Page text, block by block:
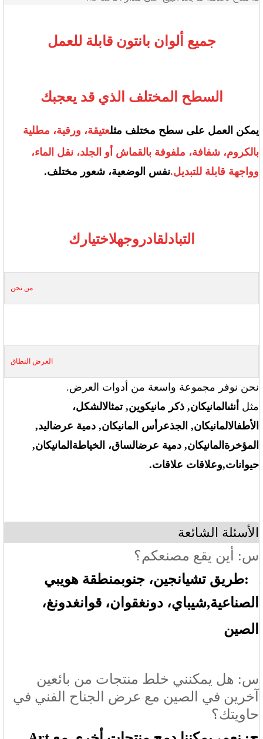
جميع ألوان بانتون قابلة للعمل
السطح المختلف الذي قد يعجبك
يمكن العمل على سطح مختلف مثلعتيقة، ورقية، مطلية
بالكروم، شفافة، ملفوفة بالقماش أو الجلد، نقل الماء،
وواجهة قابلة للتبديل.نفس الوضعية، شعور مختلف.
التبادلقادر وجهلاختيارك
من نحن
العرض النطاق
نحن نوفر مجموعة واسعة من أدوات العرض.
مثل أنثىالمانيكان, ذكر مانيكوين, تمثالالشكل،
الأطفالالمانيكان, الجذعرأس المانيكان, دمية عرضاليد,
المؤخرة المانيكان, دمية عرضالساق، الخياطة المانيكان,
حيوانات,وعلاقات علاقات.
الأسئلة الشائعة
س: أين يقع مصنعكم؟
طريق تشيانجين، جنوبمنطقة هويبي
الصناعية,شيباي، دونغقوان، قوانغدونغ،
الصين
س: هل يمكنني خلط منتجات من بائعين
آخرين في الصين مع عرض الجناح الفني في
حاويتك؟